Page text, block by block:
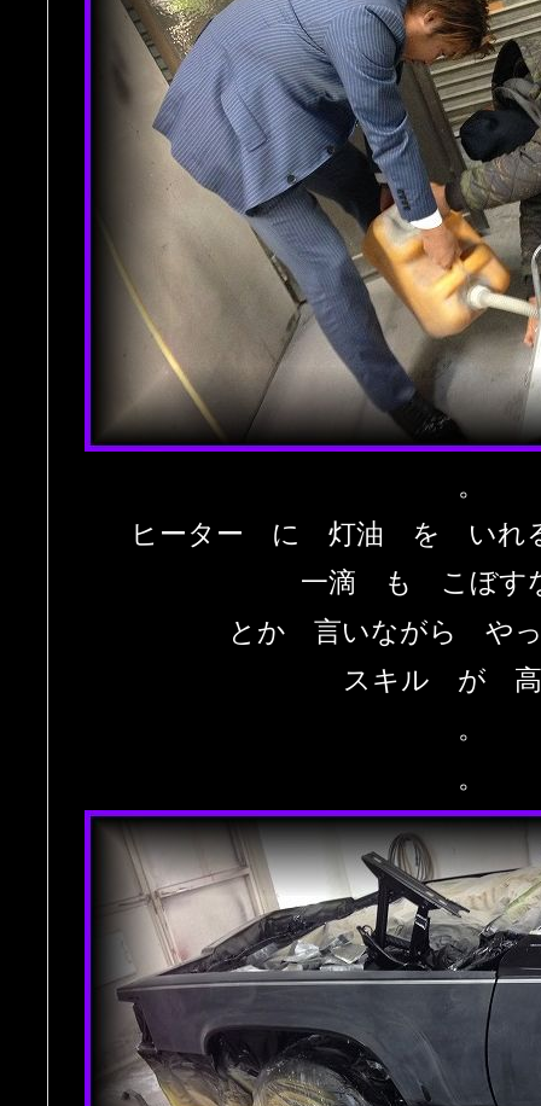
。
ヒーター に 灯油 を いれ
一滴 も こぼす
とか 言いながら やっ
スキル が 高
。
。